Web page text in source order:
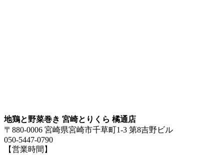
地鶏と野菜巻き 宮崎とりくら 橘通店
〒880-0006 宮崎県宮崎市千草町1-3 第8吉野ビル
050-5447-0790
【営業時間】